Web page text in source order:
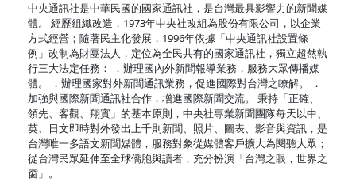
中央通訊社是中華民國的國家通訊社，是台灣最具影響力的新聞媒
體。 經歷組織改造，1973年中央社改組為股份有限公司，以企業
方式經營；隨著民主化發展，1996年依據「中央通訊社設置條
例」改制為財團法人，定位為全民共有的國家通訊社，獨立超然執
行三大法定任務： ．辦理國內外新聞報導業務，服務大眾傳播媒
體。 ．辦理國家對外新聞通訊業務，促進國際對台灣之瞭解。 ．
加強與國際新聞通訊社合作，增進國際新聞交流。 秉持「正確、
領先、客觀、翔實」的基本原則，中央社專業新聞團隊每天以中、
英、日文即時對外發出上千則新聞、照片、圖表、影音與資訊，是
台灣唯一多語文新聞媒體，服務對象從媒體客戶擴大為閱聽大眾；
從台灣民眾延伸至全球僑胞與讀者，充分扮演「台灣之眼，世界之
窗」。